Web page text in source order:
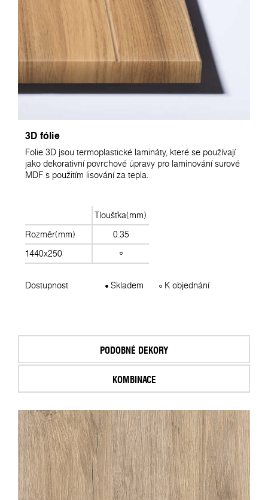
3D fólie
Folie 3D jsou termoplastické lamináty, které se používají
jako dekorativní povrchové úpravy pro laminování surové
MDF s použitím lisování za tepla.
Tloušťka(mm)
Rozměr(mm)
0.35
1440x250
Dostupnost Skladem K objednání
PODOBNÉ DEKORY
KOMBINACE